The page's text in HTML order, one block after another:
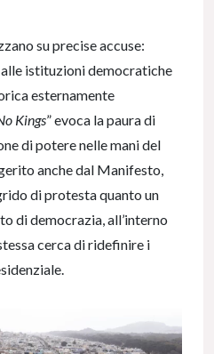
su precise accuse:
istituzioni democratiche
esternamente
Kings” evoca la paura di
di potere nelle mani del
anche dal Manifesto,
di protesta quanto un
di democrazia, all’interno
cerca di ridefinire i